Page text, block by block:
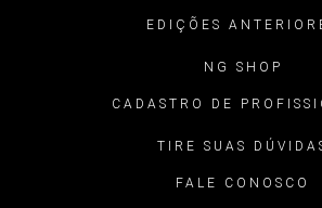
EDIÇÕES
NG SHOP
CADASTRO DE
TIRE SUAS
FALE CONOSCO